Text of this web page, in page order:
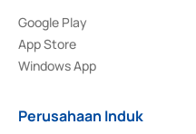
Google Play
App Store
Windows App
Perusahaan Induk